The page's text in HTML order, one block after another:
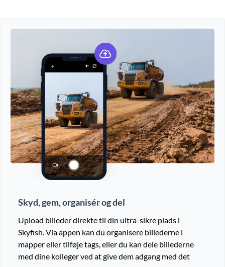
Skyd, gem, organisér og del
Upload billeder direkte til din ultra-sikre plads i
Skyfish. Via appen kan du organisere billederne i
mapper eller tilføje tags, eller du kan dele billederne
med dine kolleger ved at give dem adgang med det